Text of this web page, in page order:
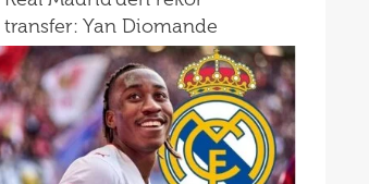
transfer: Yan Diomande